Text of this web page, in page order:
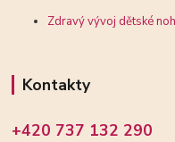
Zdravý vývoj dětské
Kontakty
+420 737 132 290